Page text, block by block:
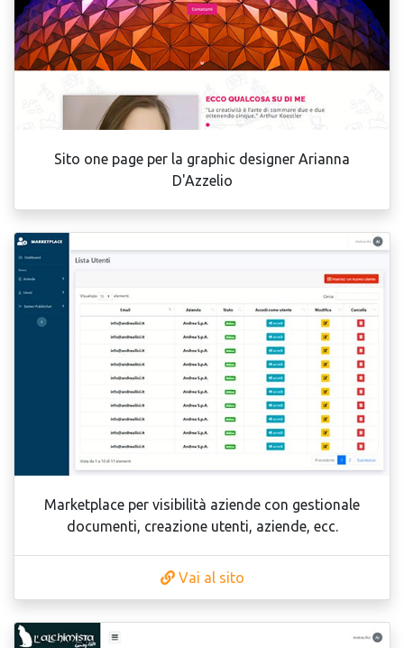
Sito one page per la graphic designer Arianna
D'Azzelio
Marketplace per visibilità aziende con gestionale
documenti, creazione utenti, aziende, ecc.
Vai al sito